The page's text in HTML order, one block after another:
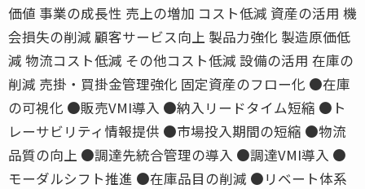
価値 事業の成長性 売上の増加 コスト低減 資産の活用 機
会損失の削減 顧客サービス向上 製品力強化 製造原価低
減 物流コスト低減 その他コスト低減 設備の活用 在庫の
削減 売掛・買掛金管理強化 固定資産のフロー化 ●在庫
の可視化 ●販売VMI導入 ●納入リードタイム短縮 ●ト
レーサビリティ情報提供 ●市場投入期間の短縮 ●物流
品質の向上 ●調達先統合管理の導入 ●調達VMI導入 ●
モーダルシフト推進 ●在庫品目の削減 ●リベート体系